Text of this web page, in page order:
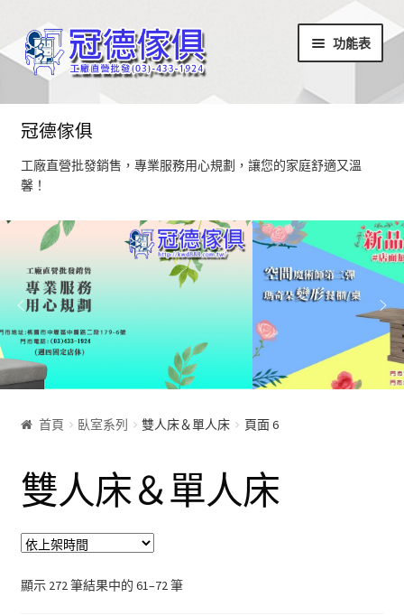
略
過
導
覽
跳
至
內
容
功能表
首頁
家具商品
超值商品區
小椅凳/長方凳系列
居家飾品
沙發床
屏風
展示櫃&收納櫃
冠德傢俱
工廠直營批發銷售，專業服務用心規劃，讓您的家庭舒適又溫
馨！
首頁 臥室系列 雙人床＆單人床 頁面 6
雙人床＆單人床
顯示 272 筆結果中的 61–72 筆